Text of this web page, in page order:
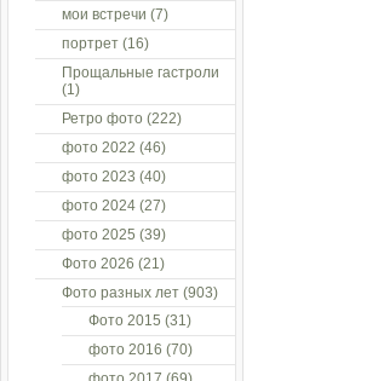
мои встречи (7)
портрет (16)
Прощальные гастроли
(1)
Ретро фото (222)
фото 2022 (46)
фото 2023 (40)
фото 2024 (27)
фото 2025 (39)
Фото 2026 (21)
Фото разных лет (903)
Фото 2015 (31)
фото 2016 (70)